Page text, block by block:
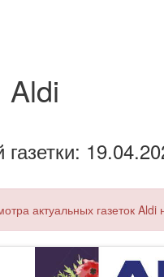
Aldi
актуальных газеток Aldi